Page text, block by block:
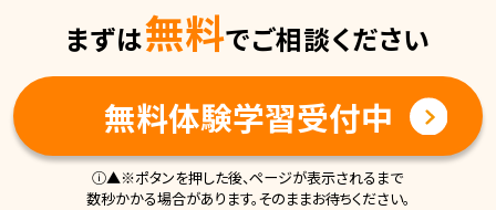
まずは無料でご相談ください
無料体験学習受付中
ⓘ▲※ポタンを押した後、ページが表示されるまで
数秒かかる場合があります。そのままお待ちください。